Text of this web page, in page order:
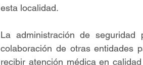
esta localidad.
La administración de
colaboración de otras entidades
recibir atención médica en